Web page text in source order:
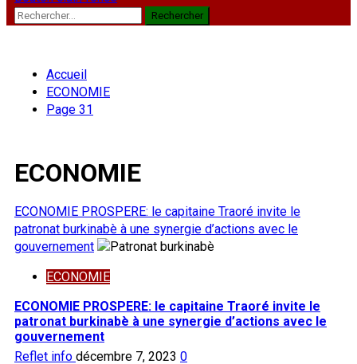
Rechercher :
Accueil
ECONOMIE
Page 31
ECONOMIE
ECONOMIE PROSPERE: le capitaine Traoré invite le
patronat burkinabè à une synergie d’actions avec le
gouvernement
ECONOMIE
ECONOMIE PROSPERE: le capitaine Traoré invite le
patronat burkinabè à une synergie d’actions avec le
gouvernement
Reflet info décembre 7, 2023 0